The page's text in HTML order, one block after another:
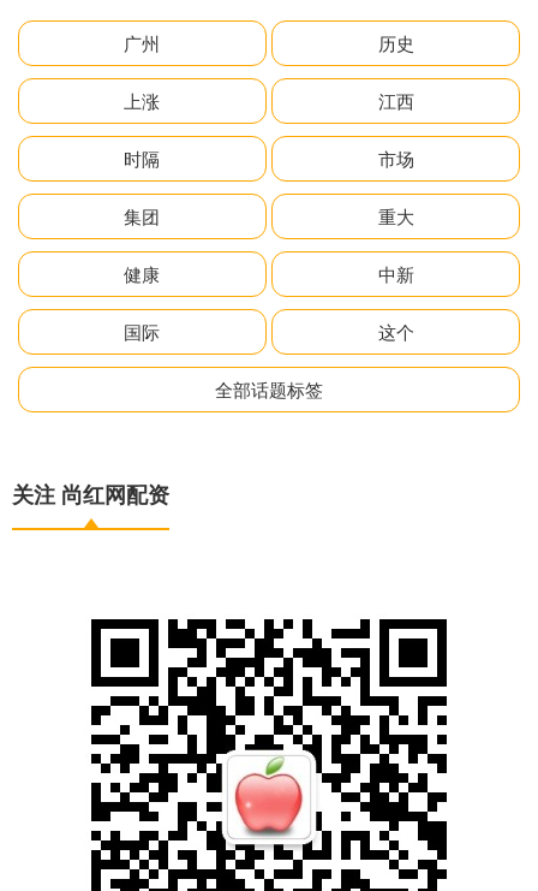
广州 历史
上涨 江西
时隔 市场
集团 重大
健康 中新
国际 这个
全部话题标签
关注 尚红网配资